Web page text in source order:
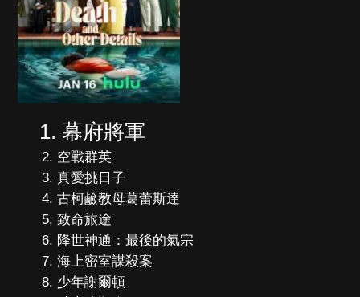
幕府將軍
空戰群英
真愛挑日子
古柯鹼教母葛蕾斯達
致命旅途
降世神通：最後的氣宗
海上密室謀殺案
少年謝爾頓